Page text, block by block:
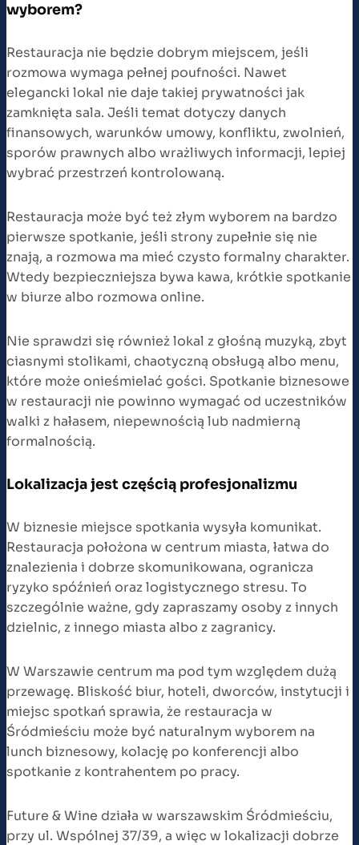
wyborem?
Restauracja nie będzie dobrym miejscem, jeśli
rozmowa wymaga pełnej poufności. Nawet
elegancki lokal nie daje takiej prywatności jak
zamknięta sala. Jeśli temat dotyczy danych
finansowych, warunków umowy, konfliktu, zwolnień,
sporów prawnych albo wrażliwych informacji, lepiej
wybrać przestrzeń kontrolowaną.
Restauracja może być też złym wyborem na bardzo
pierwsze spotkanie, jeśli strony zupełnie się nie
znają, a rozmowa ma mieć czysto formalny charakter.
Wtedy bezpieczniejsza bywa kawa, krótkie spotkanie
w biurze albo rozmowa online.
Nie sprawdzi się również lokal z głośną muzyką, zbyt
ciasnymi stolikami, chaotyczną obsługą albo menu,
które może onieśmielać gości. Spotkanie biznesowe
w restauracji nie powinno wymagać od uczestników
walki z hałasem, niepewnością lub nadmierną
formalnością.
Lokalizacja jest częścią profesjonalizmu
W biznesie miejsce spotkania wysyła komunikat.
Restauracja położona w centrum miasta, łatwa do
znalezienia i dobrze skomunikowana, ogranicza
ryzyko spóźnień oraz logistycznego stresu. To
szczególnie ważne, gdy zapraszamy osoby z innych
dzielnic, z innego miasta albo z zagranicy.
W Warszawie centrum ma pod tym względem dużą
przewagę. Bliskość biur, hoteli, dworców, instytucji i
miejsc spotkań sprawia, że restauracja w
Śródmieściu może być naturalnym wyborem na
lunch biznesowy, kolację po konferencji albo
spotkanie z kontrahentem po pracy.
Future & Wine działa w warszawskim Śródmieściu,
przy ul. Wspólnej 37/39, a więc w lokalizacji dobrze